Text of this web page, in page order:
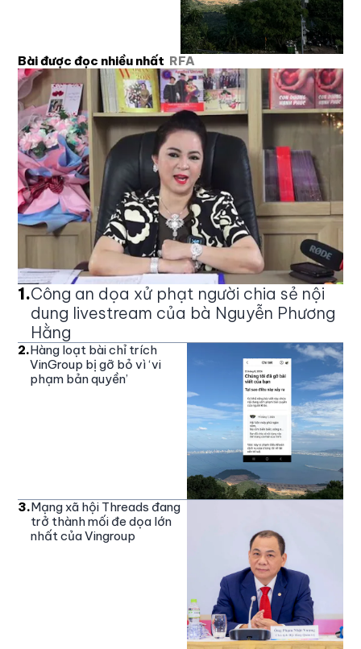
Bài được đọc nhiều nhất RFA
1.Công an dọa xử phạt người chia sẻ nội
dung livestream của bà Nguyễn Phương
Hằng
2.Hàng loạt bài chỉ trích
VinGroup bị gỡ bỏ vì ‘vi
phạm bản quyền’
3.Mạng xã hội Threads đang
trở thành mối đe dọa lớn
nhất của Vingroup